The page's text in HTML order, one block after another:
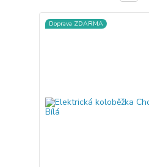
Doprava ZDARMA